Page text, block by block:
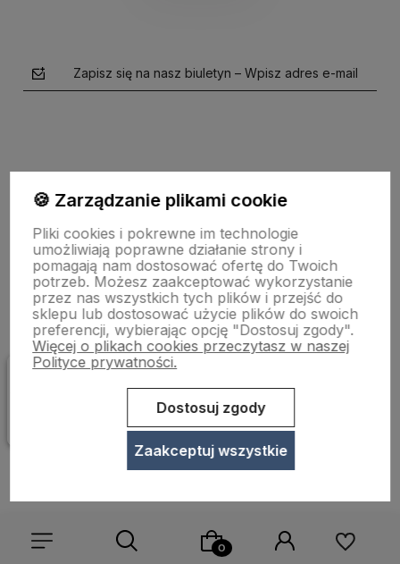
Zapisz się na nasz biuletyn – Wpisz adres e-mail
polityce prywatności
Pomoc
Dostawa i dostawa
Gwarancja i zwroty
🍪 Zarządzanie plikami cookie
Pliki cookies i pokrewne im technologie
umożliwiają poprawne działanie strony i
pomagają nam dostosować ofertę do Twoich
potrzeb. Możesz zaakceptować wykorzystanie
przez nas wszystkich tych plików i przejść do
sklepu lub dostosować użycie plików do swoich
preferencji, wybierając opcję "Dostosuj zgody".
Więcej o plikach cookies przeczytasz w naszej
Polityce prywatności.
Dostosuj zgody
Zaakceptuj wszystkie